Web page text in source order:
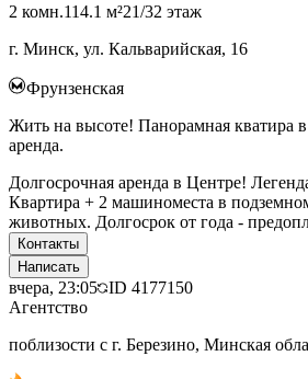
2 комн.114.1 м²21/32 этаж
г. Минск, ул. Кальварийская, 16
Фрунзенская
Жить на высоте! Панорамная кватира
аренда.
Долгосрочная аренда в Центре!
Квартира + 2 машиноместа в
животных. Долгосрок от года -
Контакты
Написать
вчера, 23:05 ID 4177150
Агентство
поблизости с г. Березино, Минская